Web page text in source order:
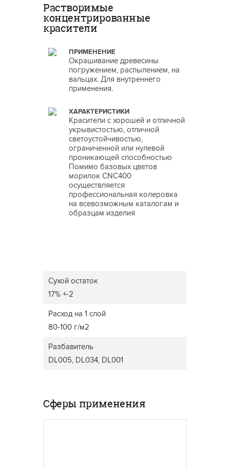
Растворимые
концентрированные
красители
ПРИМЕНЕНИЕ
Окрашивание древесины
погружением, распылением, на
вальцах. Для внутреннего
применения.
ХАРАКТЕРИСТИКИ
Красители с хорошей и отличной
укрывистостью, отличной
светоустойчивостью,
ограниченной или нулевой
проникающей способностью
Помимо базовых цветов
морилок CNC400
осуществляется
профессиональная колеровка
на всевозможным каталогам и
образцам изделия
Сухой остаток
17% +-2
Расход на 1 слой
80-100 г/м2
Разбавитель
DL005, DL034, DL001
Сферы применения